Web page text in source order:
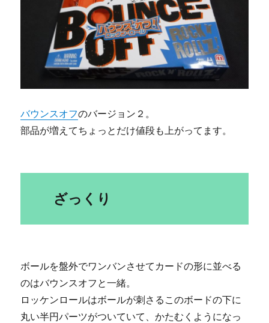
バウンスオフのバージョン２。
部品が増えてちょっとだけ値段も上がってます。
ざっくり
ボールを盤外でワンバンさせてカードの形に並べる
のはバウンスオフと一緒。
ロッケンロールはボールが刺さるこのボードの下に
丸い半円パーツがついていて、かたむくようになっ